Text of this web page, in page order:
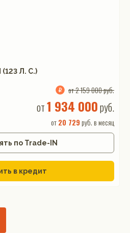
(123 Л. C.)
от 2 159 000 руб.
от1 934 000руб.
от20 729 руб. в месяц
по Trade-IN
в кредит